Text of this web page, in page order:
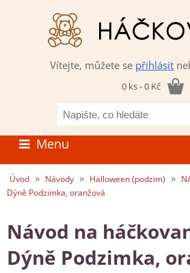
Vítejte, můžete se přihlásit
0 ks - 0 Kč
co
hledáte
Menu
Úvod » Návody » Halloween (podzim) »
Dýně Podzimka, oranžová
Návod na
Dýně Podzimka,